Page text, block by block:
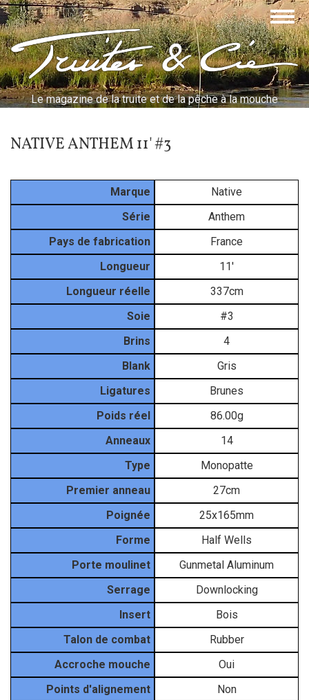
Aller
au
contenu
principalTruites & Cie
Le magazine de la truite et de la pêche à la mouche
NATIVE ANTHEM 11' #3
Marque
Native
Série
Anthem
Pays de fabrication
France
Longueur
11'
Longueur réelle
337cm
Soie
#3
Brins
4
Blank
Gris
Ligatures
Brunes
Poids réel
86.00g
Anneaux
14
Type
Monopatte
Premier anneau
27cm
Poignée
25x165mm
Forme
Half Wells
Porte moulinet
Gunmetal Aluminum
Serrage
Downlocking
Insert
Bois
Talon de combat
Rubber
Accroche mouche
Oui
Points d'alignement
Non